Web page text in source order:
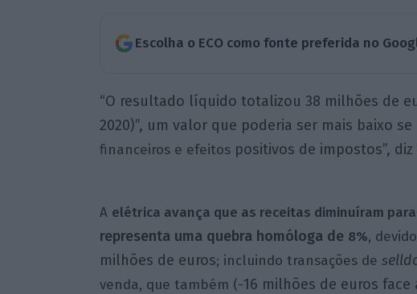
Escolha o ECO como fonte preferida no
“O resultado líquido totalizou 38 milhões de
2020)”, um valor que poderia ser mais baixo se
financeiros e efeitos positivos de impostos”,
A elétrica avança que as receitas diminuíram para
representa uma quebra homóloga de 8%,
milhões de euros; incluindo transações de s
venda, que também (-16 milhões de euros face